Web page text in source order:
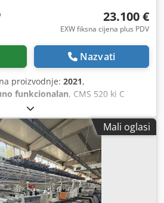
23.100 €
EXW fiksna cijena plus PDV
Nazvati
proizvodnje: 2021,
funkcionalan, CMS 520 ki C
C E1,5.2, 2 sustava – 50'' – 12 niti
48 jedinica ovog modela.
Mali oglasi